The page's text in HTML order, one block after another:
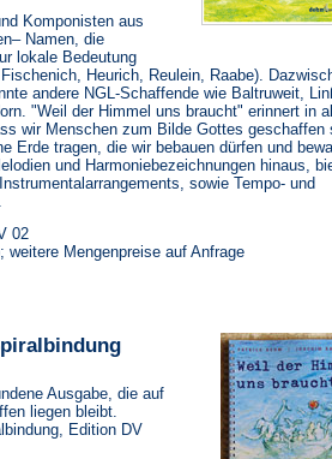
Komponisten aus
Namen, die
lokale Bedeutung
Heurich, Reulein, Raabe).
andere NGL-Schaffende wie Baltruweit,
"Weil der Himmel uns braucht" erinnert in
wir Menschen zum Bilde Gottes geschaffen
Erde tragen, die wir bebauen dürfen und
und Harmoniebezeichnungen hinaus,
sowie Tempo- und
02
weitere Mengenpreise auf Anfrage
Ausgabe, die auf
liegen bleibt.
Edition DV